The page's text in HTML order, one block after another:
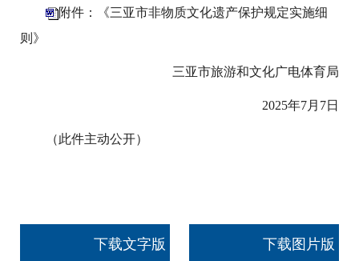
附件：《三亚市非物质文化遗产保护规定实施细
则》
三亚市旅游和文化广电体育局
2025年7月7日
（此件主动公开）
下载文字版 下载图片版